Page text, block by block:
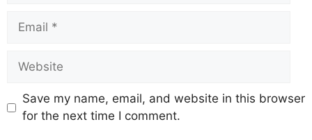
Save my name, email, and website in this browser
for the next time I comment.